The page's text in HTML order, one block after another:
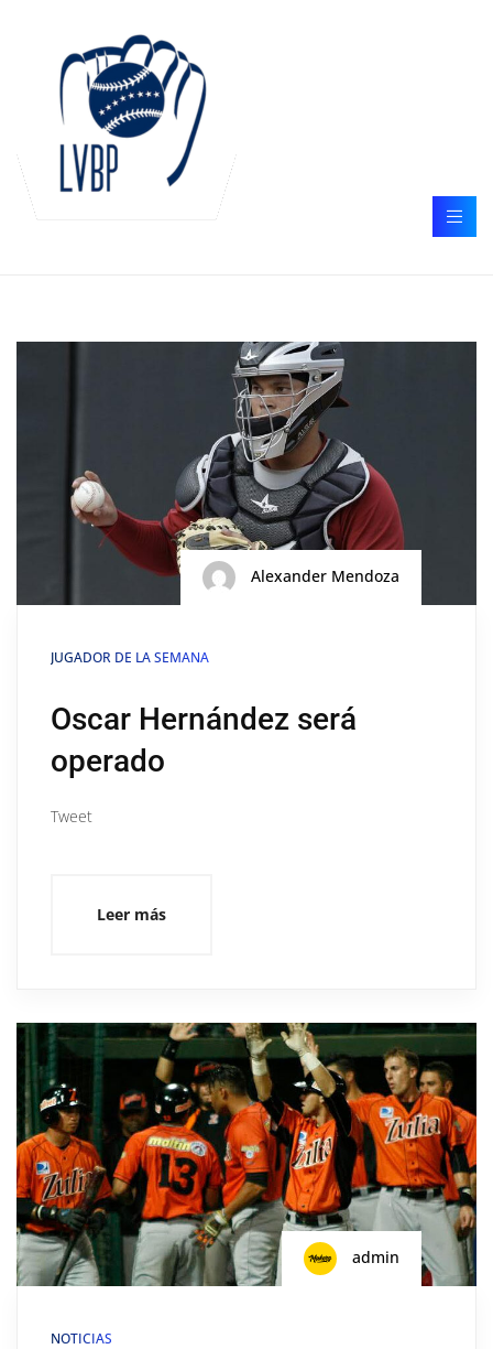
Alexander Mendoza
JUGADOR DE LA SEMANA
Oscar Hernández será
operado
Tweet
Leer más
admin
NOTICIAS